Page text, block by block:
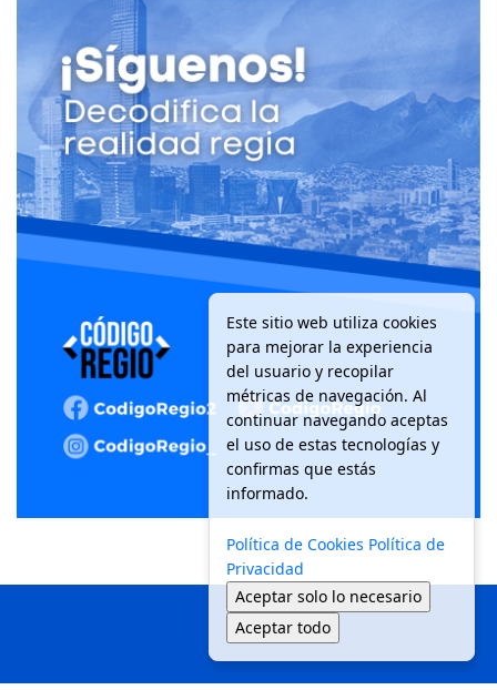
Este sitio web utiliza cookies
para mejorar la experiencia
del usuario y recopilar
métricas de navegación. Al
continuar navegando aceptas
el uso de estas tecnologías y
confirmas que estás
informado.
Política de Cookies Política de
Privacidad
Aceptar solo lo necesario
Aceptar todo